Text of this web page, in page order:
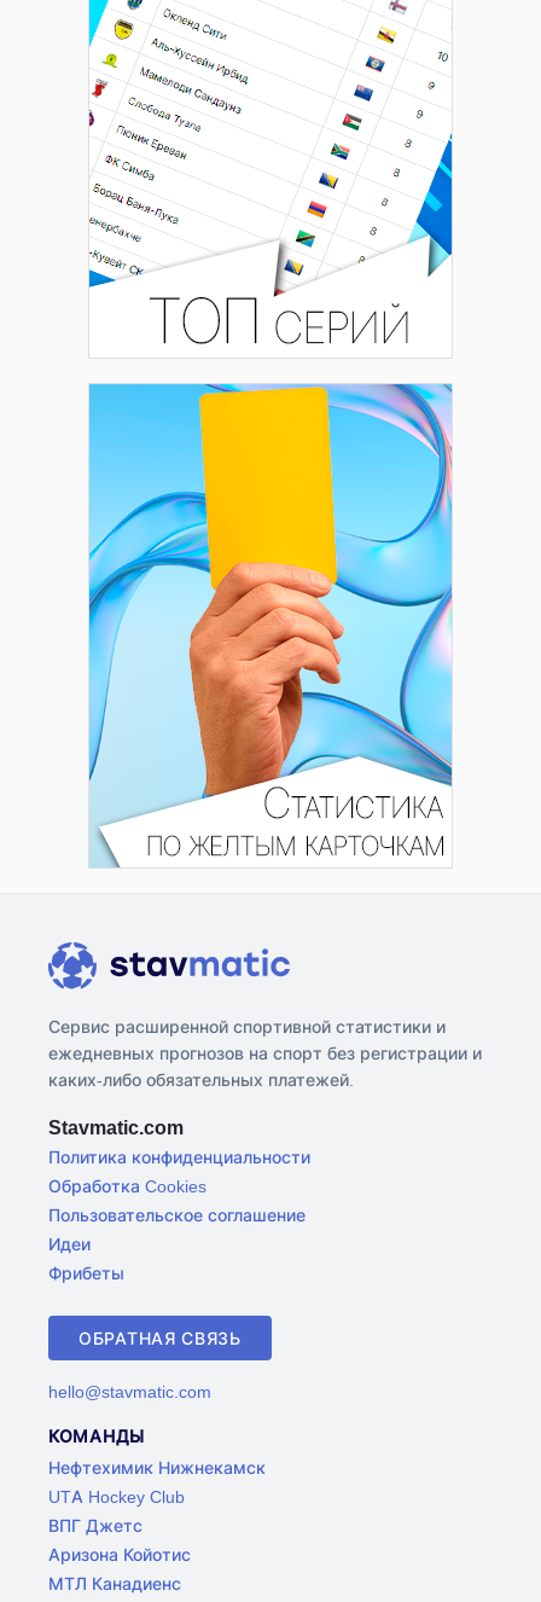
Сервис расширенной спортивной статистики и
ежедневных прогнозов на спорт без регистрации и
каких-либо обязательных платежей.
Stavmatic.com
Политика конфиденциальности
Обработка Cookies
Пользовательское соглашение
Идеи
Фрибеты
ОБРАТНАЯ СВЯЗЬ
hello@stavmatic.com
КОМАНДЫ
Нефтехимик Нижнекамск
UTA Hockey Club
ВПГ Джетс
Аризона Койотис
МТЛ Канадиенс